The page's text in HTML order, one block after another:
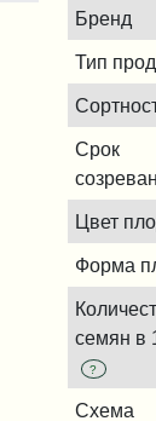
Бренд
Тип
Срок
Цвет
Форма
семян в
?
Схема